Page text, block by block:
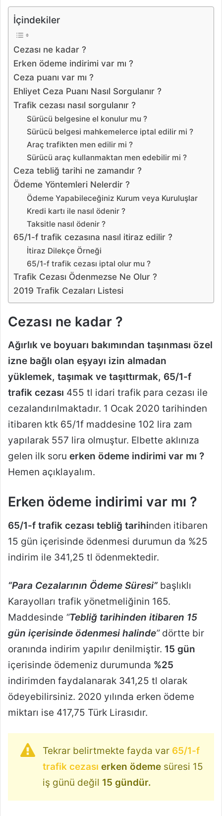
İçindekiler
Cezası ne kadar ?
Erken ödeme indirimi var mı ?
Ceza puanı var mı ?
Ehliyet Ceza Puanı Nasıl Sorgulanır ?
Trafik cezası nasıl sorgulanır ?
Sürücü belgesine el konulur mu ?
Sürücü belgesi mahkemelerce iptal edilir mi ?
Araç trafikten men edilir mi ?
Sürücü araç kullanmaktan men edebilir mi ?
Ceza tebliğ tarihi ne zamandır ?
Ödeme Yöntemleri Nelerdir ?
Ödeme Yapabileceğiniz Kurum veya Kuruluşlar
Kredi kartı ile nasıl ödenir ?
Taksitle nasıl ödenir ?
65/1-f trafik cezasına nasıl itiraz edilir ?
İtiraz Dilekçe Örneği
65/1-f trafik cezası iptal olur mu ?
Trafik Cezası Ödenmezse Ne Olur ?
2019 Trafik Cezaları Listesi
Cezası ne kadar ?
Ağırlık ve boyuarı bakımından taşınması özel
izne bağlı olan eşyayı izin almadan
yüklemek, taşımak ve taşıttırmak, 65/1-f
trafik cezası 455 tl idari trafik para cezası ile
cezalandırılmaktadır. 1 Ocak 2020 tarihinden
itibaren ktk 65/1f maddesine 102 lira zam
yapılarak 557 lira olmuştur. Elbette aklınıza
gelen ilk soru erken ödeme indirimi var mı ?
Hemen açıklayalım.
Erken ödeme indirimi var mı ?
65/1-f trafik cezası tebliğ tarihinden itibaren
15 gün içerisinde ödenmesi durumun da %25
indirim ile 341,25 tl ödenmektedir.
“Para Cezalarının Ödeme Süresi” başlıklı
Karayolları trafik yönetmeliğinin 165.
Maddesinde “Tebliğ tarihinden itibaren 15
gün içerisinde ödenmesi halinde” dörtte bir
oranında indirim yapılır denilmiştir. 15 gün
içerisinde ödemeniz durumunda %25
indirimden faydalanarak 341,25 tl olarak
ödeyebilirsiniz. 2020 yılında erken ödeme
miktarı ise 417,75 Türk Lirasıdır.
Tekrar belirtmekte fayda var 65/1-f
trafik cezası erken ödeme süresi 15
iş günü değil 15 gündür.